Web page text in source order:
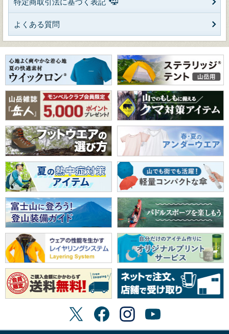
特定商取引法に基づく表記
よくある質問